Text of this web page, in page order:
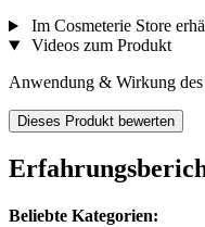
Im Cosmeterie Store
Videos zum Produkt
Anwendung & Wirkung
Dieses Produkt bewerten
Beliebte Kategorien: